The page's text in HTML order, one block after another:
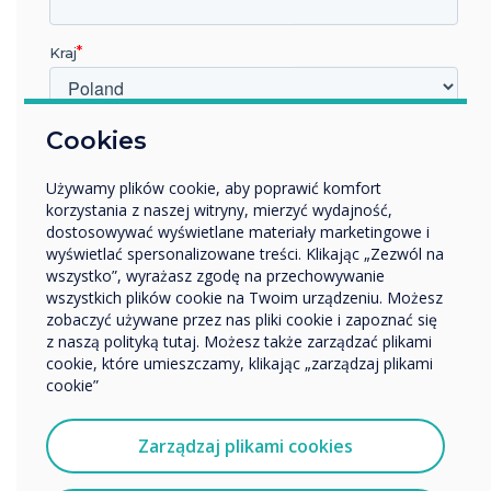
Kiosk will create a new home screen, and the
background is editable. Kiosk also allows you to
block access to URLs.
Clevertouch’s partnership with Radix, or have
to get in touch with ushere. Also, please follow
us onTwitterandLinkedInto stay up to date
with the latest news and developments.
Cookies
Używamy plików cookie, aby poprawić komfort
korzystania z naszej witryny, mierzyć wydajność,
dostosowywać wyświetlane materiały marketingowe i
wyświetlać spersonalizowane treści. Klikając „Zezwól na
wszystko”, wyrażasz zgodę na przechowywanie
wszystkich plików cookie na Twoim urządzeniu. Możesz
zobaczyć używane przez nas pliki cookie i zapoznać się
z naszą polityką tutaj. Możesz także zarządzać plikami
cookie, które umieszczamy, klikając „zarządzaj plikami
cookie”
Zarządzaj plikami cookies
Kraj
W jakiej branży pracujesz?
Przedsiębiorstwo
Inne
Nazwa firmy
Chcielibyśmy się z Tobą skontaktować w sprawie
naszych produktów i usług za pośrednictwem poczty
elektronicznej, telefonu lub poczty.
Clevertouch.
Aby uzyskać informacje o tym, jak gromadzimy i